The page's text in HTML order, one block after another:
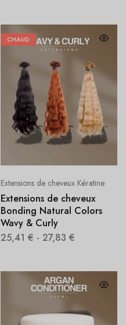
CHAUD
Extensions de cheveux Kératine
Extensions de cheveux
Bonding Natural Colors
Wavy & Curly
25,41 € - 27,83 €